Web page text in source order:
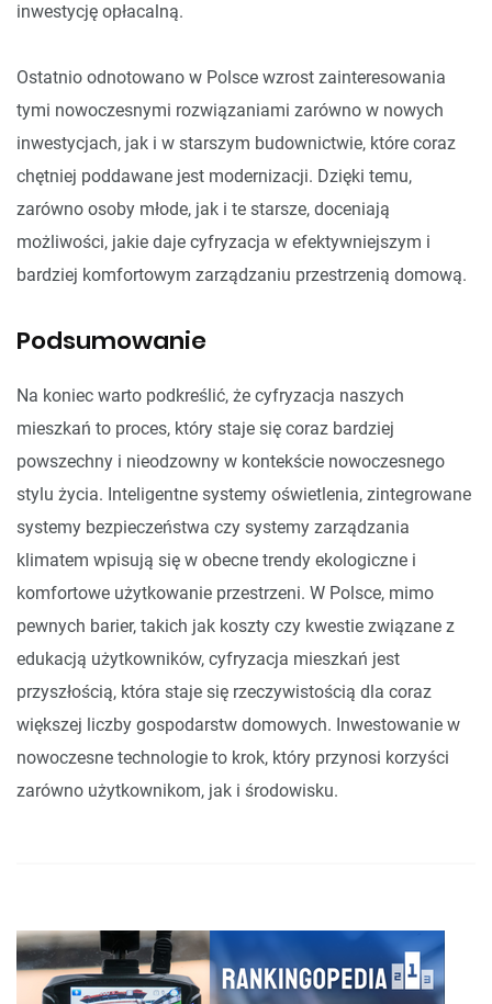
inwestycję opłacalną.
Ostatnio odnotowano w Polsce wzrost zainteresowania
tymi nowoczesnymi rozwiązaniami zarówno w nowych
inwestycjach, jak i w starszym budownictwie, które coraz
chętniej poddawane jest modernizacji. Dzięki temu,
zarówno osoby młode, jak i te starsze, doceniają
możliwości, jakie daje cyfryzacja w efektywniejszym i
bardziej komfortowym zarządzaniu przestrzenią domową.
Podsumowanie
Na koniec warto podkreślić, że cyfryzacja naszych
mieszkań to proces, który staje się coraz bardziej
powszechny i nieodzowny w kontekście nowoczesnego
stylu życia. Inteligentne systemy oświetlenia, zintegrowane
systemy bezpieczeństwa czy systemy zarządzania
klimatem wpisują się w obecne trendy ekologiczne i
komfortowe użytkowanie przestrzeni. W Polsce, mimo
pewnych barier, takich jak koszty czy kwestie związane z
edukacją użytkowników, cyfryzacja mieszkań jest
przyszłością, która staje się rzeczywistością dla coraz
większej liczby gospodarstw domowych. Inwestowanie w
nowoczesne technologie to krok, który przynosi korzyści
zarówno użytkownikom, jak i środowisku.